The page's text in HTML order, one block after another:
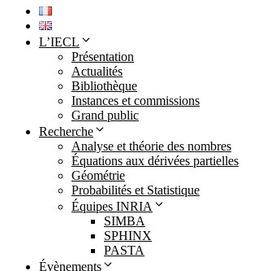
L’IECL
Présentation
Actualités
Bibliothèque
Instances et commissions
Grand public
Recherche
Analyse et théorie des nombres
Équations aux dérivées partielles
Géométrie
Probabilités et Statistique
Équipes INRIA
SIMBA
SPHINX
PASTA
Évènements